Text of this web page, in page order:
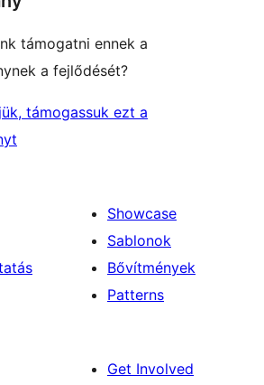
támogatni ennek a
a fejlődését?
támogassuk ezt a
Showcase
Sablonok
Bővítmények
Patterns
Get Involved